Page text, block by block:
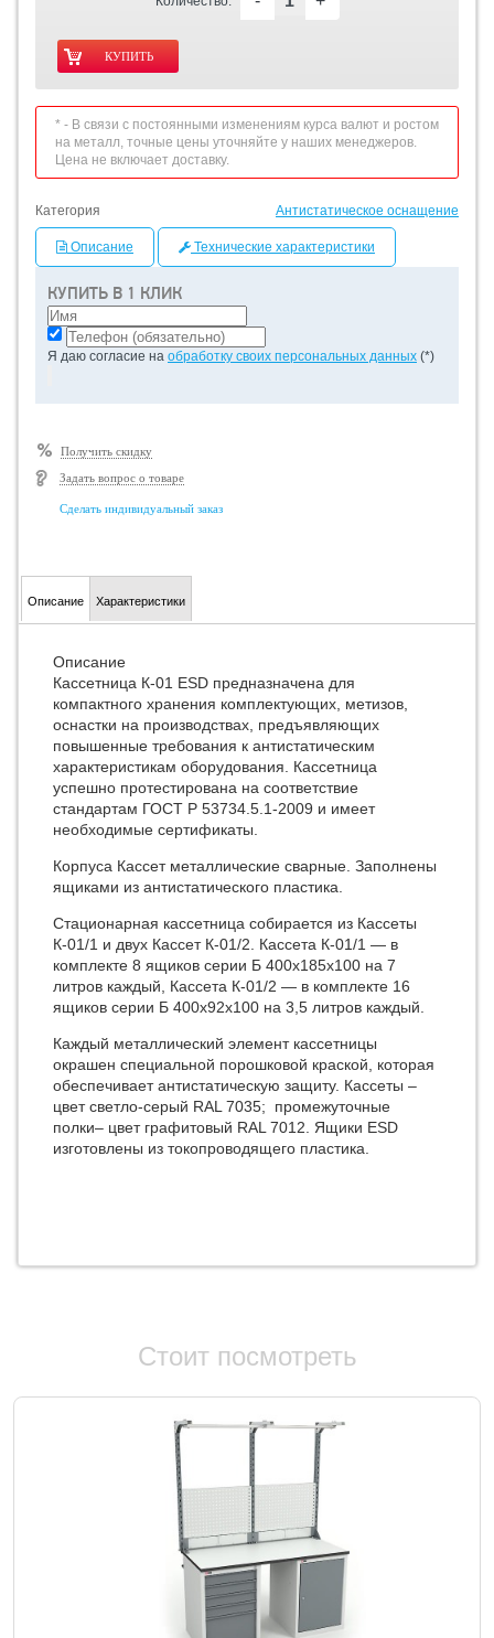
КУПИТЬ В 1 КЛИК
Я даю согласие на обработку своих персональных данных (*)
Получить скидку
Задать вопрос о товаре
Сделать индивидуальный заказ
* - В связи с постоянными изменениям курса валют и ростом
на металл, точные цены уточняйте у наших менеджеров.
Цена не включает доставку.
Категория Антистатическое оснащение
Описание Технические характеристики
Описание Характеристики
Описание
Кассетница К-01 ESD предназначена для
компактного хранения комплектующих, метизов,
оснастки на производствах, предъявляющих
повышенные требования к антистатическим
характеристикам оборудования. Кассетница
успешно протестирована на соответствие
стандартам ГОСТ Р 53734.5.1-2009 и имеет
необходимые сертификаты.
Корпуса Кассет металлические сварные. Заполнены
ящиками из антистатического пластика.
Стационарная кассетница собирается из Кассеты
К-01/1 и двух Кассет К-01/2. Кассета К-01/1 — в
комплекте 8 ящиков серии Б 400х185х100 на 7
литров каждый, Кассета К-01/2 — в комплекте 16
ящиков серии Б 400х92х100 на 3,5 литров каждый.
Каждый металлический элемент кассетницы
окрашен специальной порошковой краской, которая
обеспечивает антистатическую защиту. Кассеты –
цвет светло-серый RAL 7035; промежуточные
полки– цвет графитовый RAL 7012. Ящики ESD
изготовлены из токопроводящего пластика.
Стоит посмотреть